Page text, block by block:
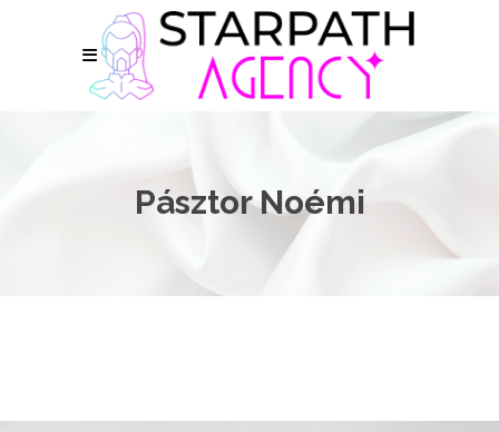
Pásztor Noémi